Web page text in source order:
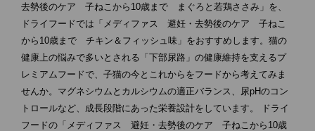
去勢後のケア 子ねこから10歳まで まぐろと若鶏ささみ」を、
ドライフードでは「メディファス 避妊・去勢後のケア 子ねこ
から10歳まで チキン＆フィッシュ味」をおすすめします。猫の
健康上の悩みで多いとされる「下部尿路」の健康維持を支えるプ
レミアムフードで、子猫の今とこれからをフードから考えてみま
せんか。マグネシウムとカルシウムの適正バランス、尿pHのコン
トロールなど、成長段階にあった栄養設計をしています。 ドライ
フードの「メディファス 避妊・去勢後のケア 子ねこから10歳